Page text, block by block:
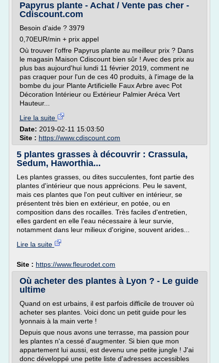
Papyrus plante - Achat / Vente pas cher -
Cdiscount.com
Besoin d'aide ? 3979
0,70EUR/min + prix appel
Où trouver l'offre Papyrus plante au meilleur prix ? Dans
le magasin Maison Cdiscount bien sûr ! Avec des prix au
plus bas aujourd'hui lundi 11 février 2019, comment ne
pas craquer pour l'un de ces 40 produits, à l'image de la
bombe du jour Plante Artificielle Faux Arbre avec Pot
Décoration Intérieur ou Extérieur Palmier Aréca Vert
Hauteur...
Lire la suite
Date: 2019-02-11 15:03:50
Site : https://www.cdiscount.com
5 plantes grasses à découvrir : Crassula,
Sedum, Haworthia...
Les plantes grasses, ou dites succulentes, font partie des
plantes d'intérieur que nous apprécions. Peu le savent,
mais ces plantes que l'on peut cultiver en intérieur, se
présentent très bien en extérieur, en potée, ou en
composition dans des rocailles. Très faciles d'entretien,
elles gardent en elle l'eau nécessaire à leur survie,
notamment dans leur milieux d'origine, souvent arides...
Lire la suite
Site : https://www.fleurodet.com
Où acheter des plantes à Lyon ? - Le guide
ultime
Quand on est urbains, il est parfois difficile de trouver où
acheter ses plantes. Voici donc un petit guide pour les
lyonnais à la main verte !
Depuis que nous avons une terrasse, ma passion pour
les plantes n'a cessé d'augmenter. Si bien que mon
appartement lui aussi, est devenu une petite jungle ! J'ai
donc développé une petite liste d'adresses accessibles